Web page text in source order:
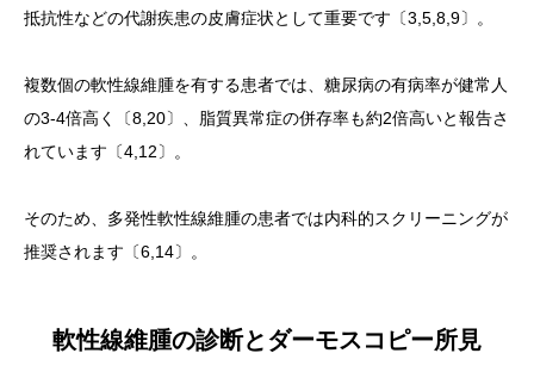
抵抗性などの代謝疾患の皮膚症状として重要です〔3,5,8,9〕。
複数個の軟性線維腫を有する患者では、糖尿病の有病率が健常人
の3-4倍高く〔8,20〕、脂質異常症の併存率も約2倍高いと報告さ
れています〔4,12〕。
そのため、多発性軟性線維腫の患者では内科的スクリーニングが
推奨されます〔6,14〕。
軟性線維腫の診断とダーモスコピー所見